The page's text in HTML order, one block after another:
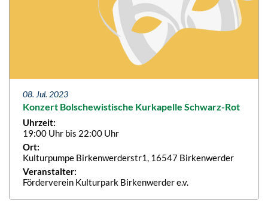
08. Jul. 2023
Konzert Bolschewistische Kurkapelle Schwarz-Rot
Uhrzeit:
19:00 Uhr bis 22:00 Uhr
Ort:
Kulturpumpe Birkenwerderstr1, 16547 Birkenwerder
Veranstalter:
Förderverein Kulturpark Birkenwerder e.v.